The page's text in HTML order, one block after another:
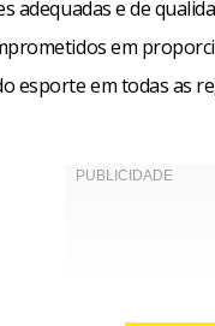
adequadas e de
em
esporte em todas as